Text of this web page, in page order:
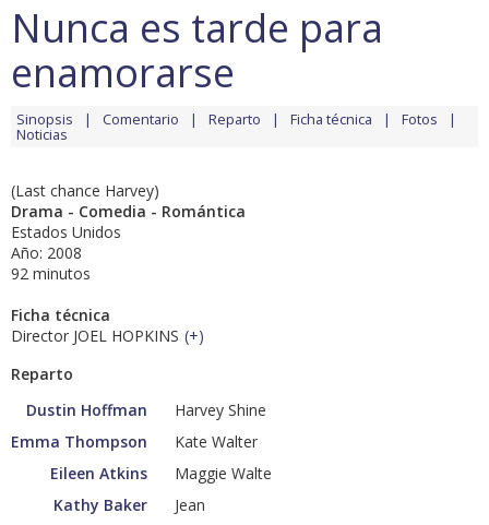
Nunca es tarde para
enamorarse
Sinopsis Comentario Reparto Ficha técnica Fotos
Noticias
(Last chance Harvey)
Drama - Comedia - Romántica
Estados Unidos
Año: 2008
92 minutos
Ficha técnica
Director JOEL HOPKINS (+)
Reparto
Dustin Hoffman
Harvey Shine
Emma Thompson
Kate Walter
Eileen Atkins
Maggie Walte
Kathy Baker
Jean